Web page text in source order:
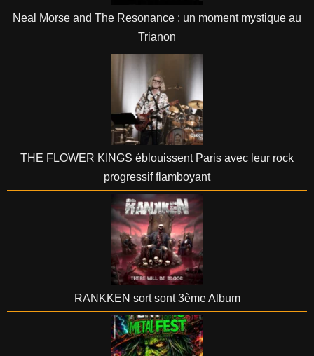
Neal Morse and The Resonance : un moment mystique au
Trianon
THE FLOWER KINGS éblouissent Paris avec leur rock
progressif flamboyant
RANKKEN sort sont 3ème Album